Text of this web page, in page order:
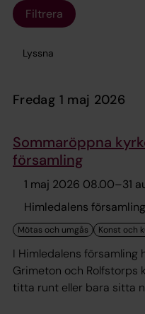
Filtrera
Lyssna
fredag 1 maj 2026
Sommaröppna
församling
1 maj 2026 08.00–31
Himledalens församling
I Himledalens
Grimeton och Rolfstorps
titta runt eller bara sitta